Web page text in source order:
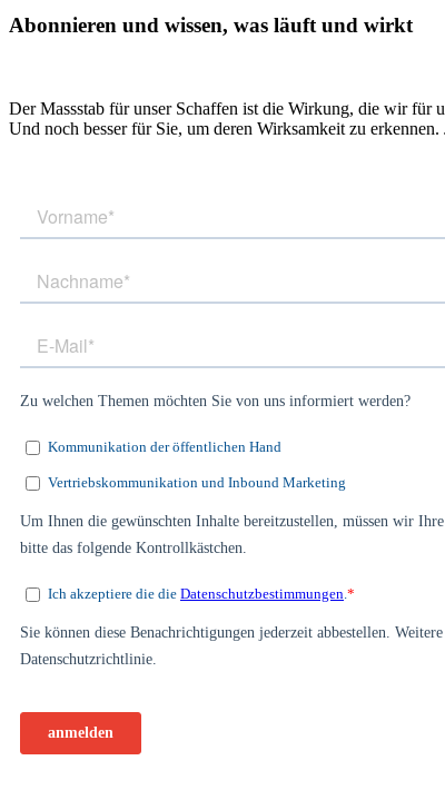
Abonnieren und wissen, was läuft und wirkt
Der Massstab für unser Schaffen ist die Wirkung, die wir für
Und noch besser für Sie, um deren Wirksamkeit zu erkennen.